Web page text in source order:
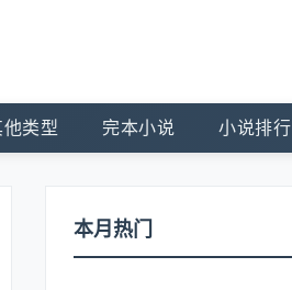
类型 完本小说 小说排行
本月热门